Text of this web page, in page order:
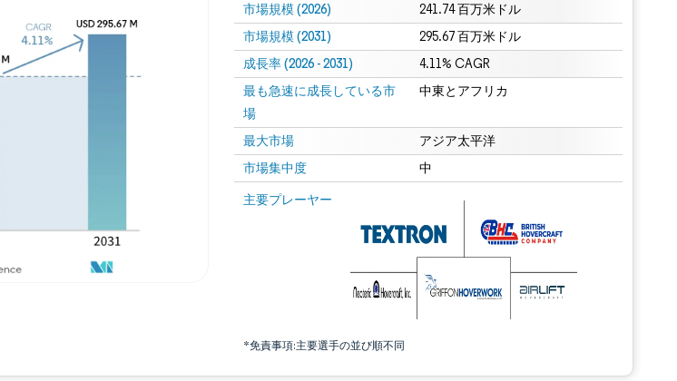
市場規模 (2026) 241.74 百万米ドル
市場規模 (2031) 295.67 百万米ドル
成長率 (2026 - 2031) 4.11% CAGR
最も急速に成長している市
場
中東とアフリカ
最大市場 アジア太平洋
市場集中度 中
主要プレーヤー
*免責事項:主要選手の並び順不同
画像 © Mordor Intelligence。再利用にはCC BY 4.0の表示が必要です。
画像 © Mordor Intelligence。再利用にはCC BY 4.0の表示が必要です。